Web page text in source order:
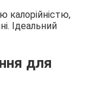
калорійністю,
Ідеальний
для